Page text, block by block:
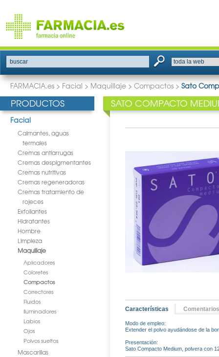
buscar
FARMACIA.es > Facial > Maquillaje > Compactos > Sato
PRODUCTOS
Facial
Calmantes, aguas
termales
Cremas antiarrugas
Cremas despigmentantes
Cremas nutritivas
Cremas regeneradoras
Cremas tratamiento de
rojeces
Exfoliantes
Hidratantes
Hombre
Limpieza
Maquillaje
Aplicadores
Coloretes
Compactos
Correctores
Fluidos
Iluminadores
Labios
Ojos
Polvos sueltos
Mascarillas
SATO COMPACTO
Características Comentarios
Modo de empleo:
Extender el polvo ayudándose de la
Presentación:
Sato Compacto Medium, polvera con